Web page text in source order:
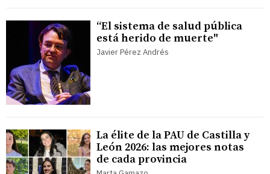
“El sistema de salud pública
está herido de muerte"
Javier Pérez Andrés
La élite de la PAU de Castilla y
León 2026: las mejores notas
de cada provincia